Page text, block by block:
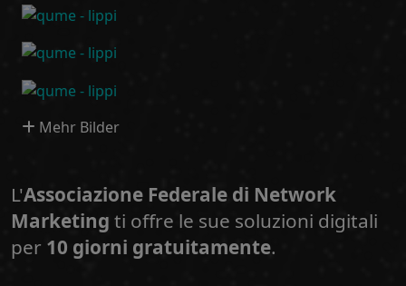
Mehr Bilder
L'Associazione Federale di Network
Marketing ti offre le sue soluzioni digitali
per 10 giorni gratuitamente.